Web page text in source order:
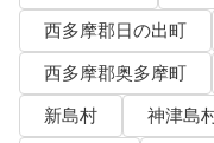
西多摩郡日の出町
西多摩郡奥多摩町
新島村
神津島